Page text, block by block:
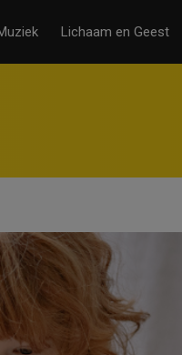
Lichaam en Geest